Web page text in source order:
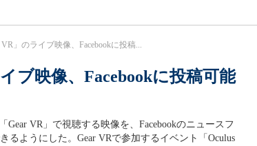
VR」のライブ映像、Facebookに投稿...
ブ映像、Facebookに投稿可能
Gear VR」で視聴する映像を、Facebookのニュースフ
るようにした。Gear VRで参加するイベント「Oculus